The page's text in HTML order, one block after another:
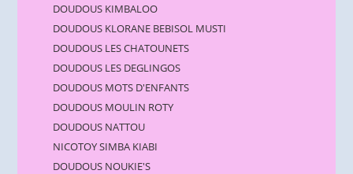
DOUDOUS KIMBALOO
DOUDOUS KLORANE BEBISOL MUSTI
DOUDOUS LES CHATOUNETS
DOUDOUS LES DEGLINGOS
DOUDOUS MOTS D'ENFANTS
DOUDOUS MOULIN ROTY
DOUDOUS NATTOU
NICOTOY SIMBA KIABI
DOUDOUS NOUKIE'S